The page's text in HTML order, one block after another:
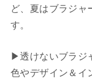
ど、夏はブラジャ
す。
▶︎透けないブラジ
色やデザイン＆イ